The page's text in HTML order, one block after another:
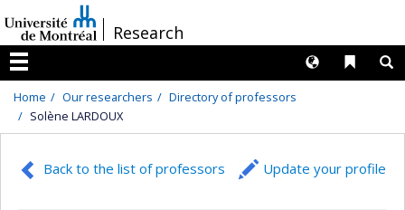
au
contenu
/Research
Menu
Liens
Langues
Home Our researchers
Directory of professors
Solène LARDOUX
Back to the list of professors Update your profile